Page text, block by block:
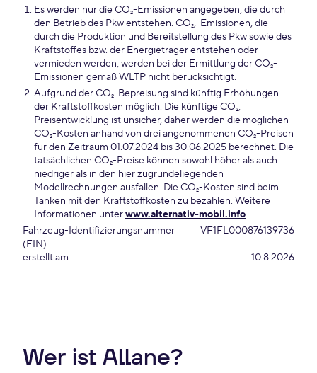
Es werden nur die CO₂-Emissionen angegeben, die durch
den Betrieb des Pkw entstehen. CO₂,-Emissionen, die
durch die Produktion und Bereitstellung des Pkw sowie des
Kraftstoffes bzw. der Energieträger entstehen oder
vermieden werden, werden bei der Ermittlung der CO₂-
Emissionen gemäß WLTP nicht berücksichtigt.
Aufgrund der CO₂-Bepreisung sind künftig Erhöhungen
der Kraftstoffkosten möglich. Die künftige CO₂,
Preisentwicklung ist unsicher, daher werden die möglichen
CO₂-Kosten anhand von drei angenommenen CO₂-Preisen
für den Zeitraum 01.07.2024 bis 30.06.2025 berechnet. Die
tatsächlichen CO₂-Preise können sowohl höher als auch
niedriger als in den hier zugrundeliegenden
Modellrechnungen ausfallen. Die CO₂-Kosten sind beim
Tanken mit den Kraftstoffkosten zu bezahlen. Weitere
Informationen unterwww.alternativ-mobil.info.
Fahrzeug-Identifizierungsnummer
(FIN)
VF1FL000876139736
erstellt am 10.8.2026
Wer ist Allane?